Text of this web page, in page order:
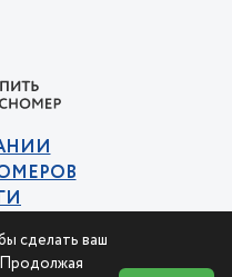
сделать ваш